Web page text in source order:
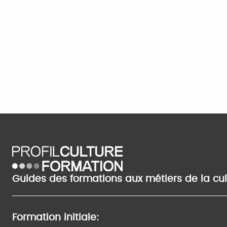
Guides des formations aux métiers de la
Formation initiale: